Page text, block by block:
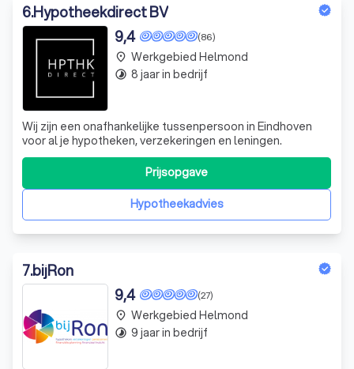
6.Hypotheekdirect BV
(86)
9,4
Wij zijn een onafhankelijke tussenpersoon in Eindhoven
voor al je hypotheken, verzekeringen en leningen.
Hypotheekadvies
Prijsopgave
place Werkgebied Helmond
timelapse 8 jaar in bedrijf
7.bijRon
(27)
9,4
place Werkgebied Helmond
timelapse 9 jaar in bedrijf